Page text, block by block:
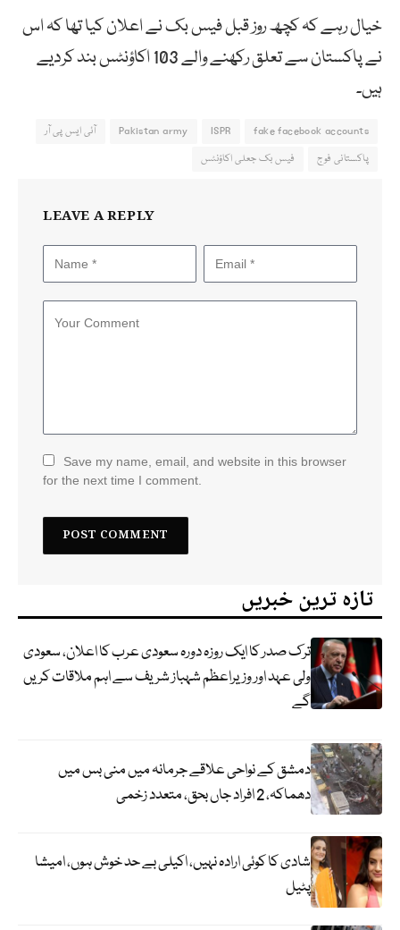
خیال رہے کہ کچھ روز قبل فیس بک نے اعلان کیا تھا کہ اس
نے پاکستان سے تعلق رکھنے والے 103 اکاؤنٹس بند کردیے
ہیں۔
fake facebook accounts
ISPR
Pakistan army
آئی ایس پی آر
پاکستانی فوج
فیس بک جعلی اکاؤنٹس
LEAVE A REPLY
Save my name, email, and website in this browser
for the next time I comment.
تازہ ترین خبریں
ترک صدر کا ایک روزہ دورہ سعودی عرب کا اعلان، سعودی
ولی عہد اور وزیراعظم شہباز شریف سے اہم ملاقات کریں
گے
دمشق کے نواحی علاقے جرمانہ میں منی بس میں
دھماکہ، 2 افراد جاں بحق، متعدد زخمی
شادی کا کوئی ارادہ نہیں، اکیلی بے حد خوش ہوں، امیشا
پٹیل